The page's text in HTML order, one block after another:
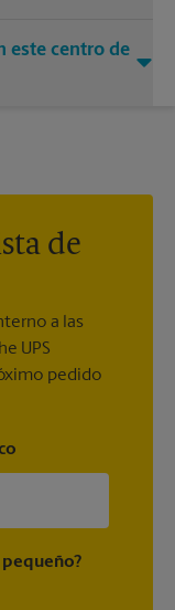
centro local de
color de una o
este centro de
de
a las
UPS
pedido